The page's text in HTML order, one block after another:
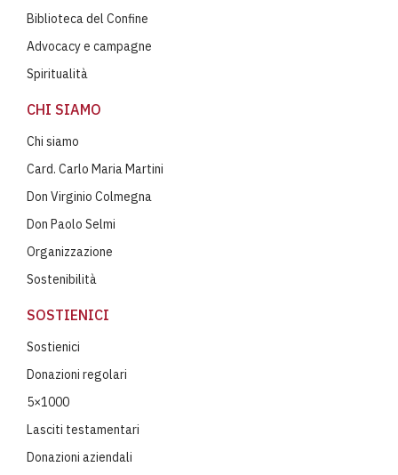
Biblioteca del Confine
Advocacy e campagne
Spiritualità
CHI SIAMO
Chi siamo
Card. Carlo Maria Martini
Don Virginio Colmegna
Don Paolo Selmi
Organizzazione
Sostenibilità
SOSTIENICI
Sostienici
Donazioni regolari
5×1000
Lasciti testamentari
Donazioni aziendali